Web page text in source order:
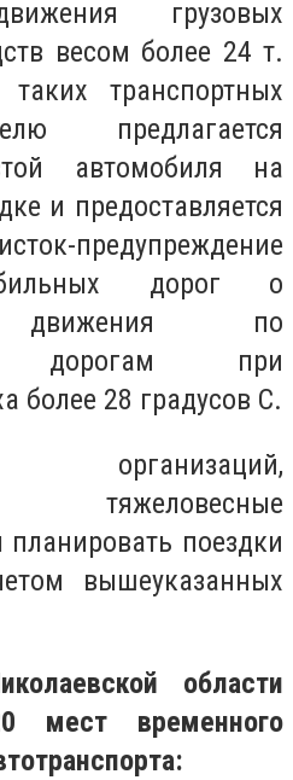
грузовых
весом более 24 т.
транспортных
предлагается
автомобиля на
и предоставляется
предупреждение
дорог о
движения по
дорогам при
более 28 градусов С.
организаций,
тяжеловесные
поездки
вышеуказанных
области
мест временного